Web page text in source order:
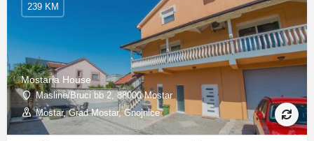
Mostaria House
Masline/Bruci bb 2, 88000 Mostar
Mostar, Grad Mostar, Gnojnice
239 KM